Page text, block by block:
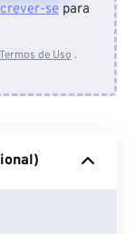
se para
Termos de Uso .